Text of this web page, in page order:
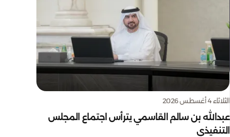
الثلاثاء 4 أغسطس 2026
عبدالله بن سالم القاسمي يترأس اجتماع المجلس
التنفيذي